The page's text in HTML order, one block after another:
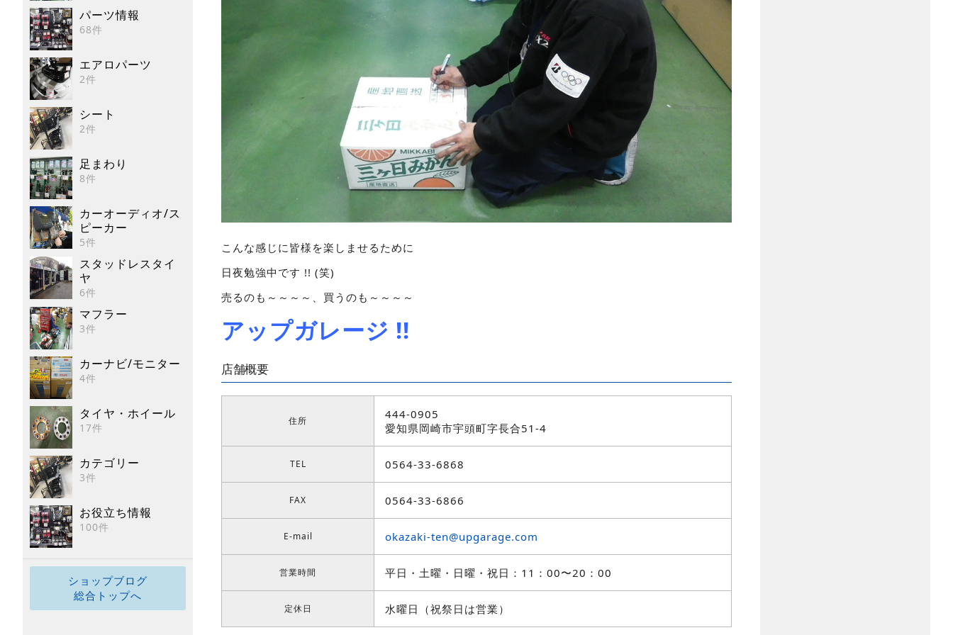
パーツ情報
68件
エアロパーツ
2件
シート
2件
足まわり
8件
カーオーディオ/ス
ピーカー
5件
スタッドレスタイ
ヤ
6件
マフラー
3件
カーナビ/モニター
4件
タイヤ・ホイール
17件
カテゴリー
3件
お役立ち情報
100件
ショップブログ
総合トップへ
こんな感じに皆様を楽しませるために
日夜勉強中です !! (笑)
売るのも～～～～、買うのも～～～～
アップガレージ !!
店舗概要
住所
444-0905
愛知県岡崎市宇頭町字長合51-4
TEL 0564-33-6868
FAX 0564-33-6866
E-mail okazaki-ten@upgarage.com
営業時間 平日・土曜・日曜・祝日：11：00〜20：00
定休日 水曜日（祝祭日は営業）